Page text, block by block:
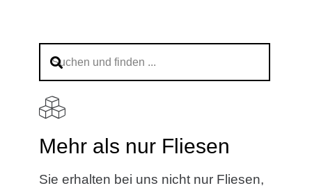
Mehr als nur Fliesen
Sie erhalten bei uns nicht nur Fliesen,